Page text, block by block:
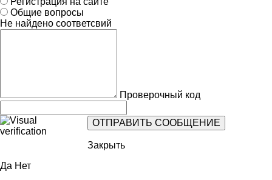
Общие вопросы
Не найдено соответсвий
Проверочный код
Закрыть
Да Нет